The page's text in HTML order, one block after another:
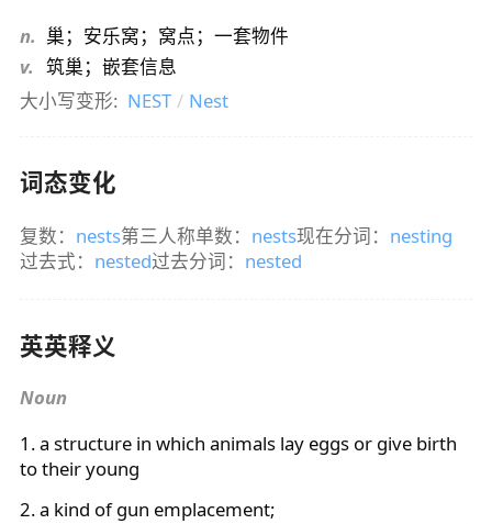
n. 巢；安乐窝；窝点；一套物件
v. 筑巢；嵌套信息
大小写变形: NEST / Nest
词态变化
复数： nests第三人称单数： nests现在分词： nesting
过去式： nested过去分词： nested
英英释义
Noun
1. a structure in which animals lay eggs or give birth
to their young
2. a kind of gun emplacement;